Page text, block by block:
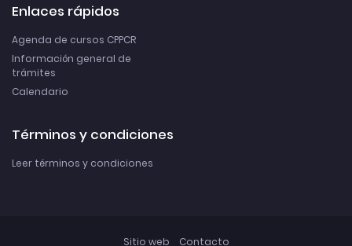
Enlaces rápidos
Agenda de cursos CPPCR
Información general de
trámites
Calendario
Términos y condiciones
Leer términos y condiciones
Sitio web Contacto